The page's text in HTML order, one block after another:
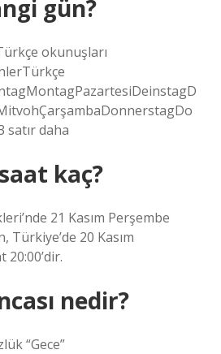
gün?
okunuşları
satır daha
kaç?
21 Kasım Perşembe
Türkiye’de 20 Kasım
nedir?
“Gece”